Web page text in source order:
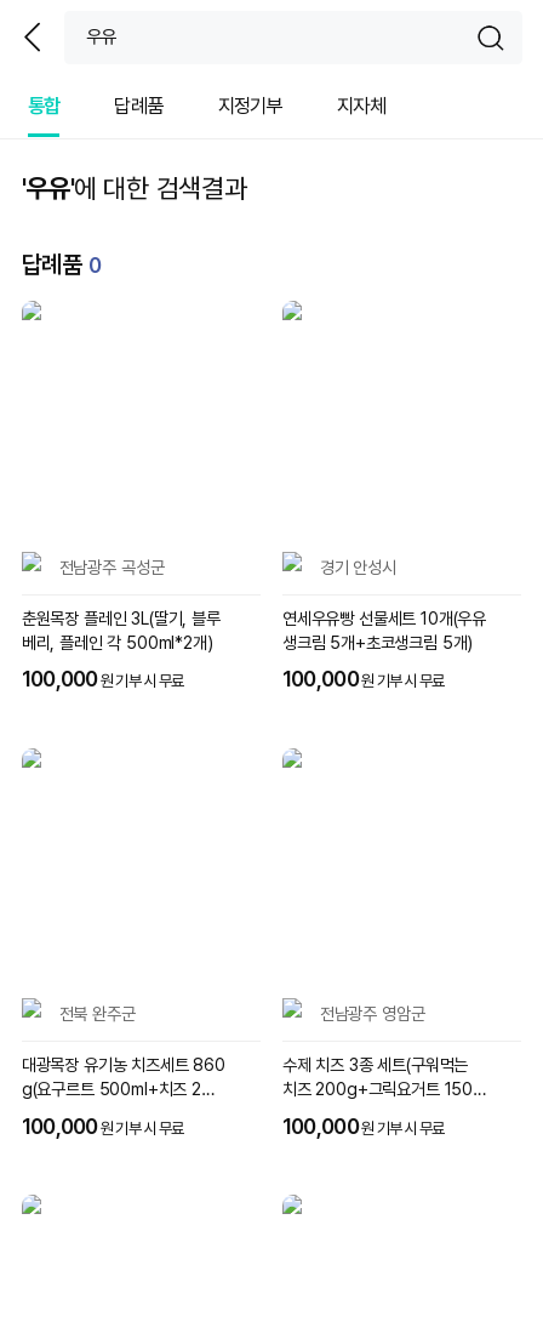
뒤
통합 답례품 지정기부 지자체
'우유'에 대한 검색결과
답례품 0
전남광주 곡성군
춘원목장 플레인 3L(딸기, 블루
베리, 플레인 각 500ml*2개)
100,000원 기부 시 무료
경기 안성시
연세우유빵 선물세트 10개(우유
생크림 5개+초코생크림 5개)
100,000원 기부 시 무료
전북 완주군
대광목장 유기농 치즈세트 860
g(요구르트 500ml+치즈 2종
100,000원 기부 시 무료
전남광주 영암군
수제 치즈 3종 세트(구워먹는
치즈 200g+그릭요거트 150g
100,000원 기부 시 무료